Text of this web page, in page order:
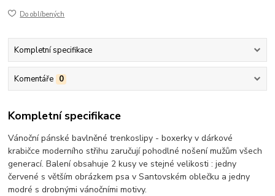
Do oblíbených
Kompletní specifikace
Komentáře 0
Kompletní specifikace
Vánoční pánské bavlněné trenkoslipy - boxerky v dárkové
krabičce moderního střihu zaručují pohodlné nošení mužům všech
generací. Balení obsahuje 2 kusy ve stejné velikosti : jedny
červené s větším obrázkem psa v Santovském oblečku a jedny
modré s drobnými vánočními motivy.